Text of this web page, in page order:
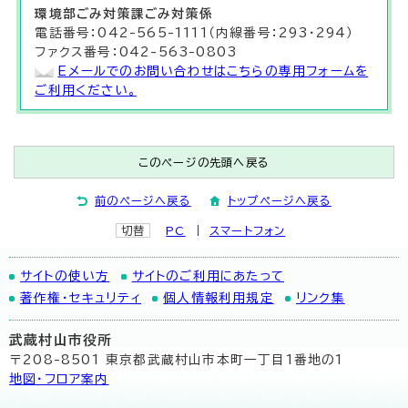
環境部ごみ対策課 ごみ対策係
電話番号：042-565-1111（内線番号：293・294）
ファクス番号：042-563-0803
Eメールでのお問い合わせはこちらの専用フォームを
ご利用ください。
このページの先頭へ戻る
前のページへ戻る トップページへ戻る
切替 PC スマートフォン
サイトの使い方
サイトのご利用にあたって
著作権・セキュリティ
個人情報利用規定 リンク集
武蔵村山市役所
〒208-8501 東京都武蔵村山市本町一丁目1番地の1
地図･フロア案内